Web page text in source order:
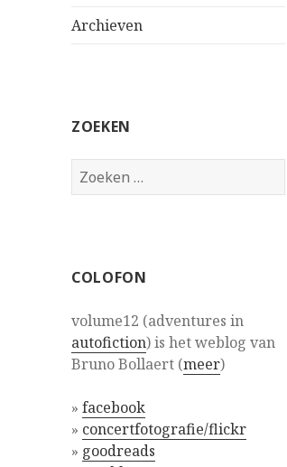
Archieven
ZOEKEN
Zoeken
naar:
COLOFON
volume12 (adventures in
autofiction) is het weblog van
Bruno Bollaert (meer)
»facebook
» concertfotografie/flickr
» goodreads